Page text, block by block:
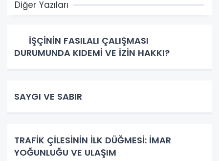
Diğer Yazıları
İŞÇİNİN FASILALI ÇALIŞMASI
DURUMUNDA KIDEMİ VE İZİN HAKKI?
SAYGI VE SABIR
TRAFİK ÇİLESİNİN İLK DÜĞMESİ: İMAR
YOĞUNLUĞU VE ULAŞIM